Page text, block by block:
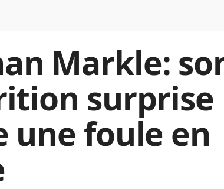
Markle:
surprise
une foule en